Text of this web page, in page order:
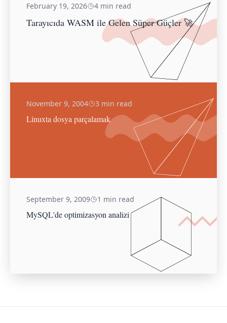
February 19, 2026 4 min read
Tarayıcıda WASM ile Gelen Süper Güçler 🚀
November 9, 2004 3 min read
Linuxta dosya parçalamak
September 9, 2009 1 min read
MySQL'de optimizasyon analizi